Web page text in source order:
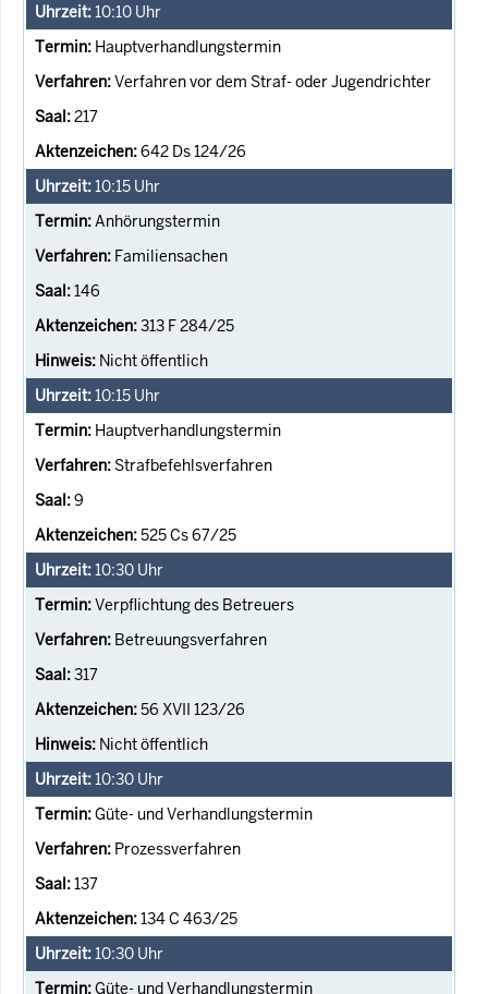
10:10 Uhr
Hauptverhandlungstermin
Verfahren vor dem Straf- oder Jugendrichter
217
642 Ds 124/26
10:15 Uhr
Anhörungstermin
Familiensachen
146
313 F 284/25
Nicht öffentlich
10:15 Uhr
Hauptverhandlungstermin
Strafbefehlsverfahren
9
525 Cs 67/25
10:30 Uhr
Verpflichtung des Betreuers
Betreuungsverfahren
317
56 XVII 123/26
Nicht öffentlich
10:30 Uhr
Güte- und Verhandlungstermin
Prozessverfahren
137
134 C 463/25
10:30 Uhr
Güte- und Verhandlungstermin